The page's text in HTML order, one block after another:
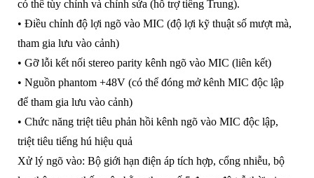
có thể tùy chỉnh và chỉnh sửa (hỗ trợ tiếng Trung).
• Điều chỉnh độ lợi ngõ vào MIC (độ lợi kỹ thuật số mượt mà,
tham gia lưu vào cảnh)
• Gỡ lỗi kết nối stereo parity kênh ngõ vào MIC (liên kết)
• Nguồn phantom +48V (có thể đóng mở kênh MIC độc lập
để tham gia lưu vào cảnh)
• Chức năng triệt tiêu phản hồi kênh ngõ vào MIC độc lập,
triệt tiêu tiếng hú hiệu quả
Xử lý ngõ vào: Bộ giới hạn điện áp tích hợp, cổng nhiễu, bộ